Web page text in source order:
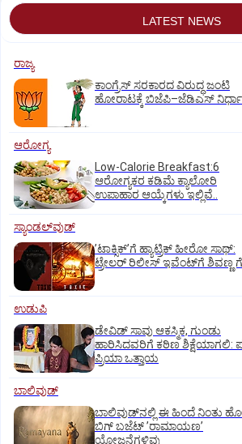
LATEST NEWS
ರಾಜ್ಯ
ಕಾಂಗ್ರೆಸ್‌ ಸರಕಾರದ ವಿರುದ್ಧ ಜಂಟಿ
ಹೋರಾಟಕ್ಕೆ ಬಿಜೆಪಿ–ಜೆಡಿಎಸ್‌
ಆರೋಗ್ಯ
Low-Calorie Breakfast:6
ಆರೋಗ್ಯಕರ ಕಡಿಮೆ ಕ್ಯಾಲೋರಿ
ಉಪಾಹಾರ ಆಯ್ಕೆಗಳು ಇಲ್ಲಿವೆ..
ಸ್ಯಾಂಡಲ್‌ವುಡ್‌
ʼಟಾಕ್ಸಿಕ್‌ʼಗೆ ಹ್ಯಾಟ್ರಿಕ್‌ ಹೀರೋ ಸಾಥ್:‌
ಟ್ರೇಲರ್‌ ರಿಲೀಸ್‌ ಇವೆಂಟ್‌ಗೆ ಶಿವಣ್ಣ
ಉಡುಪಿ
ಡೇವಿಡ್ ಸಾವು ಆಕಸ್ಮಿಕ, ಗುಂಡು
ಹಾರಿಸಿದವರಿಗೆ ಕಠಿಣ ಶಿಕ್ಷೆಯಾಗಲಿ:
ಪ್ರಿಯಾ ಒತ್ತಾಯ
ಬಾಲಿವುಡ್‌
ಬಾಲಿವುಡ್‌ನಲ್ಲಿ ಈ ಹಿಂದೆ ನಿಂತು
ಬಿಗ್‌ ಬಜೆಟ್ ʼರಾಮಾಯಣʼ‌
ಯೋಜನೆಗಳಿವು